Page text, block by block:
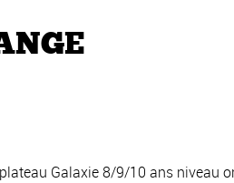
Galaxie 8/9/10 ans niveau